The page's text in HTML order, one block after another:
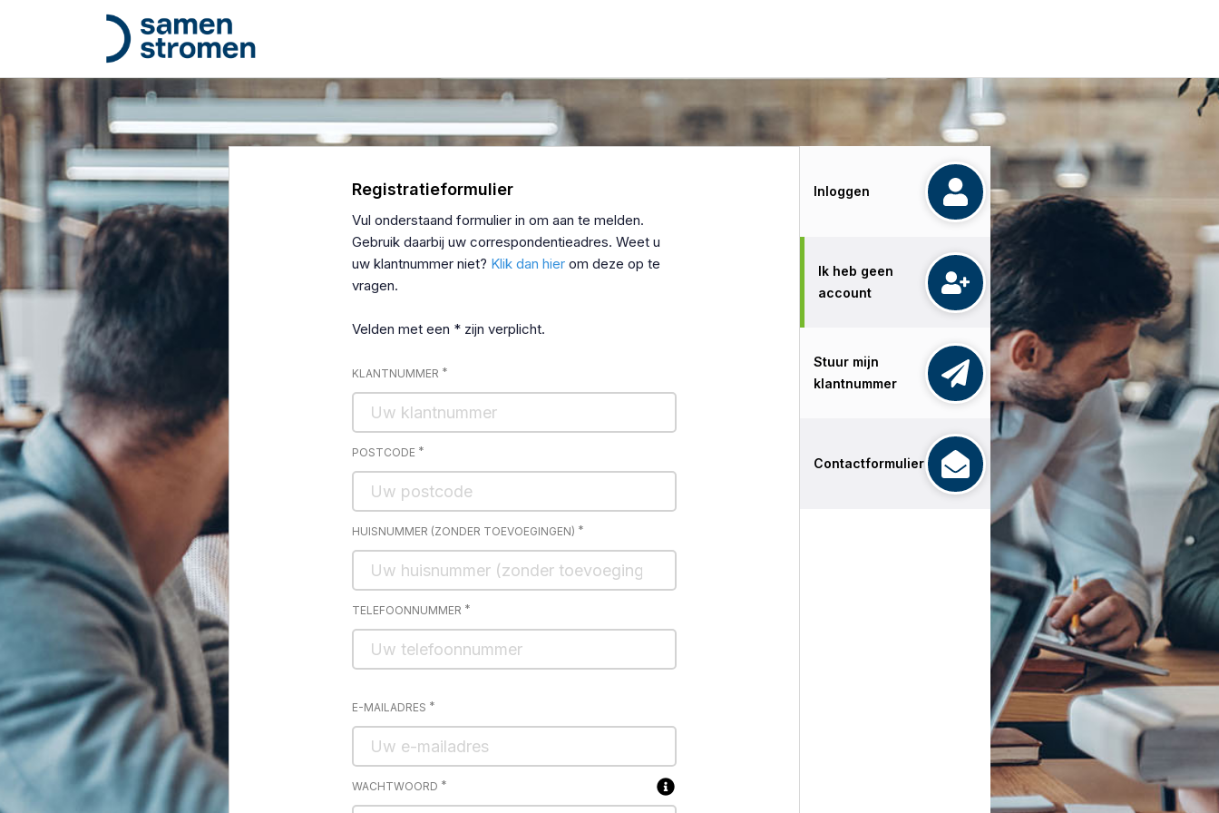
Registratieformulier
Vul onderstaand formulier in om aan te melden.
Gebruik daarbij uw correspondentieadres. Weet u
uw klantnummer niet? Klik dan hierom deze op te
vragen.
Velden met een * zijn verplicht.
KLANTNUMMER *
POSTCODE *
HUISNUMMER (ZONDER TOEVOEGINGEN) *
TELEFOONNUMMER *
E-MAILADRES *
WACHTWOORD *
Inloggen
Ik heb geen
account
Stuur mijn
klantnummer
Contactformulier